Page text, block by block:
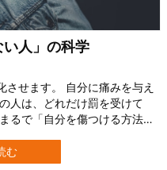
い人」の科学
させます。 自分に痛みを与え
人は、どれだけ罰を受けて
るで「自分を傷つける方法」
たのが、オーストラリア、ニ
の研究チームです。 彼らは、
む